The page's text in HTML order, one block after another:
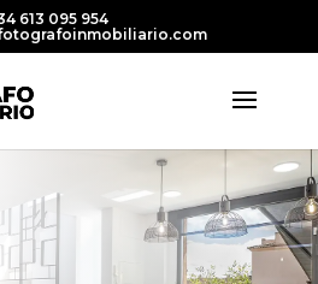
613 095 954